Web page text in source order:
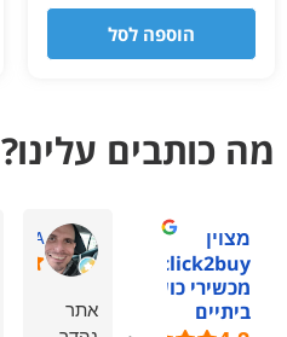
הוספה לסל
מה כותבים עלינו?
מצוין
מכשירי כושר
ביתיים
omry A.
אתר